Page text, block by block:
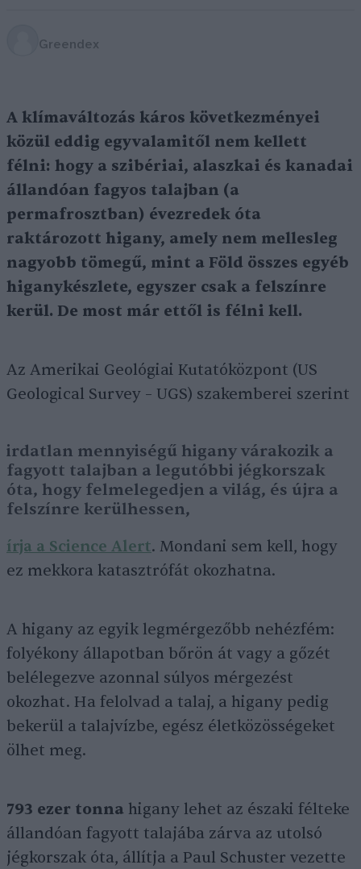
Greendex
A klímaváltozás káros következményei
közül eddig egyvalamitől nem kellett
félni: hogy a szibériai, alaszkai és kanadai
állandóan fagyos talajban (a
permafrosztban) évezredek óta
raktározott higany, amely nem mellesleg
nagyobb tömegű, mint a Föld összes egyéb
higanykészlete, egyszer csak a felszínre
kerül. De most már ettől is félni kell.
Az Amerikai Geológiai Kutatóközpont (US
Geological Survey – UGS) szakemberei szerint
irdatlan mennyiségű higany várakozik a
fagyott talajban a legutóbbi jégkorszak
óta, hogy felmelegedjen a világ, és újra a
felszínre kerülhessen,
írja a Science Alert. Mondani sem kell, hogy
ez mekkora katasztrófát okozhatna.
A higany az egyik legmérgezőbb nehézfém:
folyékony állapotban bőrön át vagy a gőzét
belélegezve azonnal súlyos mérgezést
okozhat. Ha felolvad a talaj, a higany pedig
bekerül a talajvízbe, egész életközösségeket
ölhet meg.
793 ezer tonna higany lehet az északi félteke
állandóan fagyott talajába zárva az utolsó
jégkorszak óta, állítja a Paul Schuster vezette